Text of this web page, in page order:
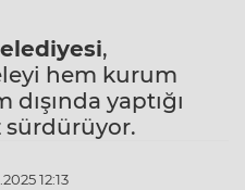
,
hem kurum
yaptığı
sürdürüyor.
12:13